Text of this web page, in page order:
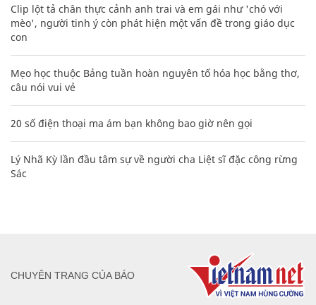
Clip lột tả chân thực cảnh anh trai và em gái như 'chó với
mèo', người tinh ý còn phát hiện một vấn đề trong giáo dục
con
Mẹo học thuộc Bảng tuần hoàn nguyên tố hóa học bằng thơ,
câu nói vui vẻ
20 số điện thoại ma ám bạn không bao giờ nên gọi
Lý Nhã Kỳ lần đầu tâm sự về người cha Liệt sĩ đặc công rừng
Sác
CHUYÊN TRANG CỦA BÁO